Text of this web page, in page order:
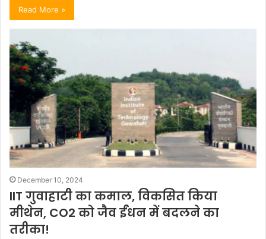
Read More »
December 10, 2024
IIT गुवाहाटी का कमाल, विकसित किया
मीथेन, CO2 को जैव ईंधन में बदलने का
तरीका!